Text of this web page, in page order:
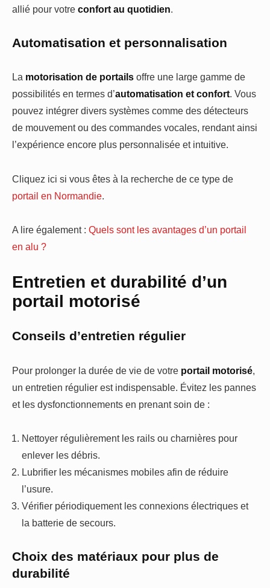
allié pour votre confort au quotidien.
Automatisation et personnalisation
La motorisation de portails offre une large gamme de
possibilités en termes d’automatisation et confort. Vous
pouvez intégrer divers systèmes comme des détecteurs
de mouvement ou des commandes vocales, rendant ainsi
l’expérience encore plus personnalisée et intuitive.
Cliquez ici si vous êtes à la recherche de ce type de
portail en Normandie.
A lire également : Quels sont les avantages d’un portail
en alu ?
Entretien et durabilité d’un
portail motorisé
Conseils d’entretien régulier
Pour prolonger la durée de vie de votre portail motorisé,
un entretien régulier est indispensable. Évitez les pannes
et les dysfonctionnements en prenant soin de :
Nettoyer régulièrement les rails ou charnières pour
enlever les débris.
Lubrifier les mécanismes mobiles afin de réduire
l’usure.
Vérifier périodiquement les connexions électriques et
la batterie de secours.
Choix des matériaux pour plus de
durabilité